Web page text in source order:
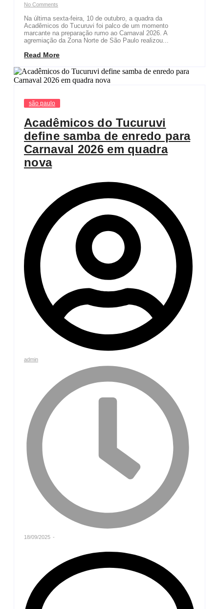
No Comments
Na última sexta-feira, 10 de outubro, a quadra da
Acadêmicos do Tucuruvi foi palco de um momento
marcante na preparação rumo ao Carnaval 2026. A
agremiação da Zona Norte de São Paulo realizou...
Read More
são paulo
Acadêmicos do Tucuruvi
define samba de enredo para
Carnaval 2026 em quadra
nova
admin
18/09/2025 -